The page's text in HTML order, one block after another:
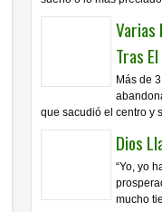
Varias
Tras
Más de
que sacudió el centro y
Dios
“Yo, yo
mucho